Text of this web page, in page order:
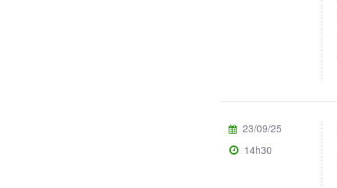
23/09/25
14h30